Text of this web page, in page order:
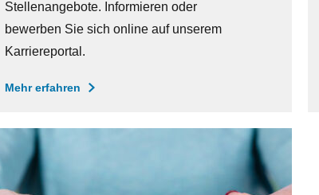
Stellenangebote. Informieren oder
bewerben Sie sich online auf unserem
Karriereportal.
Mehr erfahren